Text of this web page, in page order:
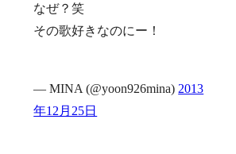
なぜ？笑
その歌好きなのにー！
— MINA (@yoon926mina) 2013
年12月25日